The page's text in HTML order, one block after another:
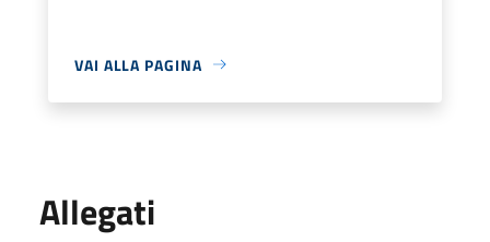
VAI ALLA PAGINA
Allegati